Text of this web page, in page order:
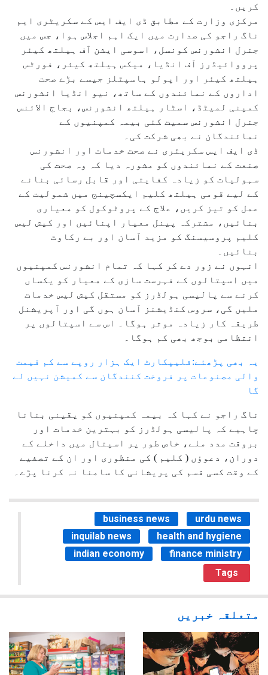
کریں۔
مرکزی وزارت کے مطابق ڈی ایف ایس کے سکریٹری ایم
ناگ راجو کی صدارت میں ایک اہم اجلاس ہوا، جس میں
جنرل انشورنس کونسل، اسوسی ایشن آف ہیلتھ کیئر
پرووائیڈرز آف انڈیا، میکس ہیلتھ کیئر، فورٹس
ہیلتھ کیئر اور اپولو ہاسپٹلز جیسے بڑے صحت
اداروں کے نمائندوں کے ساتھ، نیو انڈیا انشورنس
کمپنی لمیٹڈ، اسٹار ہیلتھ انشورنس، بجاج الائنس
جنرل انشورنس سمیت کئی بیمہ کمپنیوں کے
نمائندگان نے بھی شرکت کی۔
ڈی ایف ایس سکریٹری نے صحت خدمات اور انشورنس
صنعت کے نمائندوں کو مشورہ دیا کہ وہ صحت کی
سہولیات کو زیادہ کفایتی اور قابل رسائی بنانے
کے لیے قومی ہیلتھ کلیم ایکسچینج میں شمولیت کے
عمل کو تیز کریں، علاج کے پروٹوکول کو معیاری
بنائیں، مشترکہ پینل معیار اپنائیں اور کیش لیس
کلیم پروسیسنگ کو مزید آسان اور بے رکاوٹ
بنائیں۔
انہوں نے زور دے کر کہا کہ تمام انشورنس کمپنیوں
میں اسپتالوں کے فہرست سازی کے معیار کو یکساں
کرنے سے پالیسی ہولڈرز کو مستقل کیش لیس خدمات
ملیں گی، سروس کنڈیشنز آسان ہوں گی اور آپریشنل
طریقہ کار زیادہ موثر ہوگا۔ اس سے اسپتالوں پر
انتظامی بوجھ بھی کم ہوگا۔
یہ بھی پڑھئے:فلیپکارٹ ایک ہزار روپے سے کم قیمت
والی مصنوعات پر فروخت کنندگان سے کمیشن نہیں لے
گا
ناگ راجو نے کہا کہ بیمہ کمپنیوں کو یقینی بنانا
چاہیے کہ پالیسی ہولڈرز کو بہترین خدمات اور
بروقت مدد ملے، خاص طور پر اسپتال میں داخلے کے
دوران، دعوؤں ( کلیم ) کی منظوری اور ان کے تصفیے
کے وقت کسی قسم کی پریشانی کا سامنا نہ کرنا پڑے۔
business news
urdu news
inquilab news
health and hygiene
indian economy
finance ministry
Tags
متعلقہ خبریں